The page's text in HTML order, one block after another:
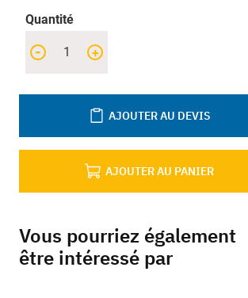
Quantité
+
-
AJOUTER AU PANIER
AJOUTER AU DEVIS
Vous pourriez également
être intéressé par